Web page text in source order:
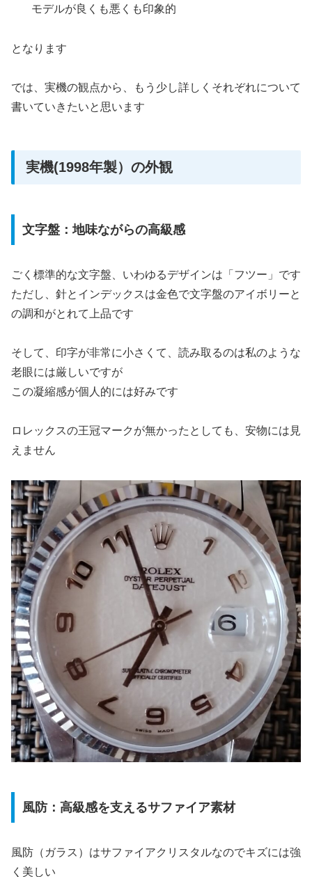
モデルが良くも悪くも印象的
となります
では、実機の観点から、もう少し詳しくそれぞれについて
書いていきたいと思います
実機(1998年製）の外観
文字盤：地味ながらの高級感
ごく標準的な文字盤、いわゆるデザインは「フツー」です
ただし、針とインデックスは金色で文字盤のアイボリーと
の調和がとれて上品です
そして、印字が非常に小さくて、読み取るのは私のような
老眼には厳しいですが
この凝縮感が個人的には好みです
ロレックスの王冠マークが無かったとしても、安物には見
えません
風防：高級感を支えるサファイア素材
風防（ガラス）はサファイアクリスタルなのでキズには強
く美しい